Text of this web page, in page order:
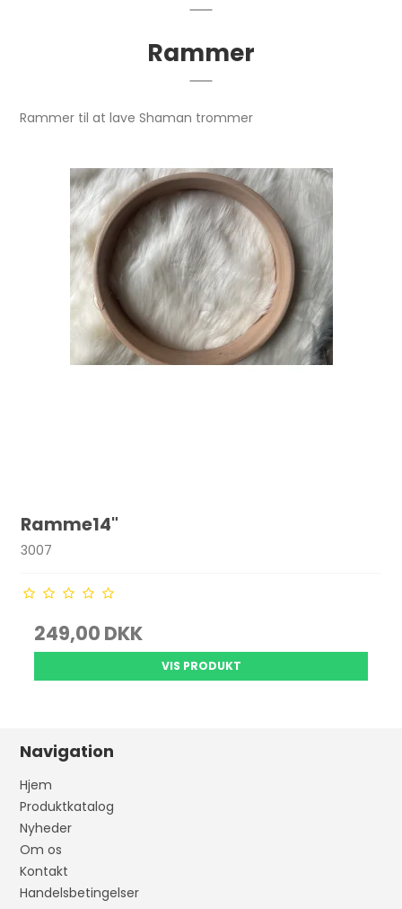
Rammer
Rammer til at lave Shaman trommer
Ramme14"
3007
249,00 DKK
VIS PRODUKT
Navigation
Hjem
Produktkatalog
Nyheder
Om os
Kontakt
Handelsbetingelser